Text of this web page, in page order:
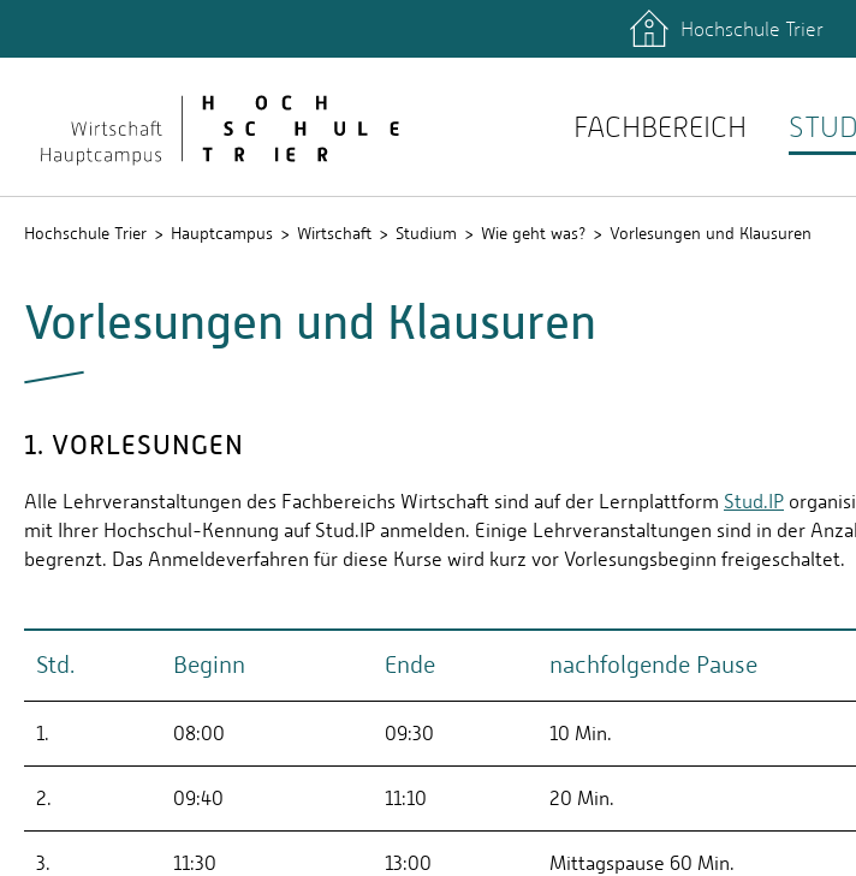
Formalitäten: StudienserviceHochschule Trier
FACHBEREICH
Hochschule Trier Hauptcampus Wirtschaft Studium Wie geht was? Vorlesungen und Klausuren
Vorlesungen und Klausuren
1. VORLESUNGEN
Alle Lehrveranstaltungen des Fachbereichs Wirtschaft sind auf der Lernplattform Stud.IP
mit Ihrer Hochschul-Kennung auf Stud.IP anmelden. Einige Lehrveranstaltungen sind in der
begrenzt. Das Anmeldeverfahren für diese Kurse wird kurz vor Vorlesungsbeginn freigeschaltet.
Std. Beginn Ende nachfolgende Pause
1. 08:00 09:30 10 Min.
2. 09:40 11:10 20 Min.
3. 11:30 13:00 Mittagspause 60 Min.